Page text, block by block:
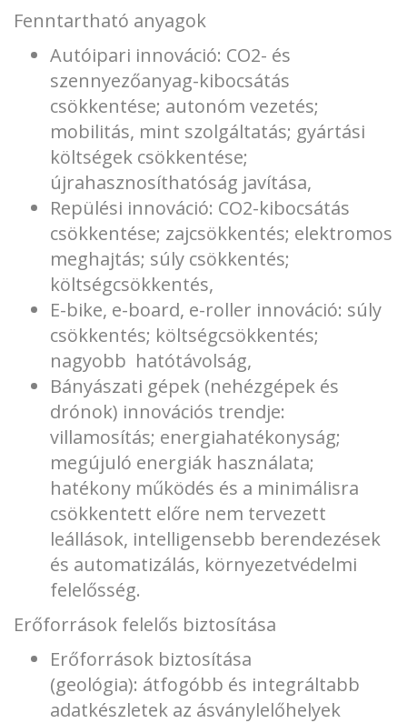
Fenntartható anyagok
Autóipari innováció: CO2- és
szennyezőanyag-kibocsátás
csökkentése; autonóm vezetés;
mobilitás, mint szolgáltatás; gyártási
költségek csökkentése;
újrahasznosíthatóság javítása,
Repülési innováció: CO2-kibocsátás
csökkentése; zajcsökkentés; elektromos
meghajtás; súly csökkentés;
költségcsökkentés,
E-bike, e-board, e-roller innováció: súly
csökkentés; költségcsökkentés;
nagyobb hatótávolság,
Bányászati gépek (nehézgépek és
drónok) innovációs trendje:
villamosítás; energiahatékonyság;
megújuló energiák használata;
hatékony működés és a minimálisra
csökkentett előre nem tervezett
leállások, intelligensebb berendezések
és automatizálás, környezetvédelmi
felelősség.
Erőforrások felelős biztosítása
Erőforrások biztosítása
(geológia): átfogóbb és integráltabb
adatkészletek az ásványlelőhelyek